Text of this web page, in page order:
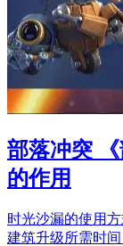
部落冲突
的作用
时光沙漏的使用
建筑升级所需时